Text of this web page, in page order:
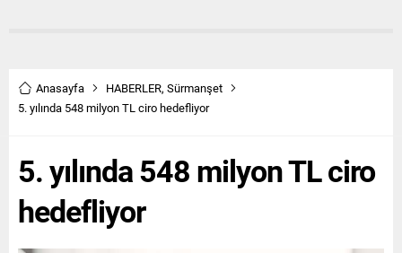
Anasayfa HABERLER, Sürmanşet
5. yılında 548 milyon TL ciro hedefliyor
5. yılında 548 milyon TL ciro
hedefliyor